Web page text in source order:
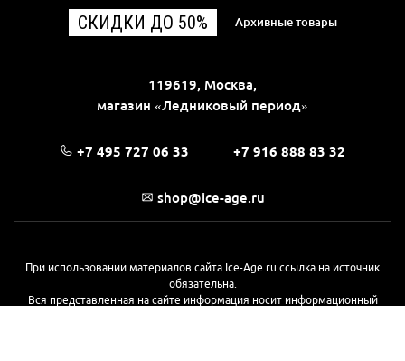
СКИДКИ ДО 50% Архивные товары
119619, Москва,
магазин «Ледниковый период»
+7 495 727 06 33 +7 916 888 83 32
shop@ice-age.ru
При использовании материалов сайта Ice-Age.ru ссылка на источник
обязательна.
Вся представленная на сайте информация носит информационный